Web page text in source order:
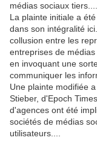
médias sociaux tiers.....
La plainte initiale a
dans son intégralité
collusion entre les
entreprises de
en invoquant une
communiquer les
Une plainte modifiée
Stieber, d'Epoch
d'agences ont été
sociétés de médias
utilisateurs....